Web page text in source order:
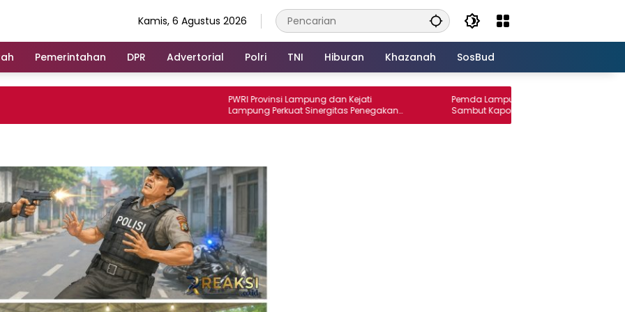
Kamis, 6 Agustus 2026
Pemerintahan DPR Advertorial Polri TNI Hiburan Khazanah SosBud
PWRI Provinsi Lampung dan Kejati
Lampung Perkuat Sinergitas Penegakan
Hukum dan Kemitraan Pers
Pemda Lampung Utara Gelar Pisah
Sambut Kapolres, Perkuat Sinergi Jaga
Kamtibmas